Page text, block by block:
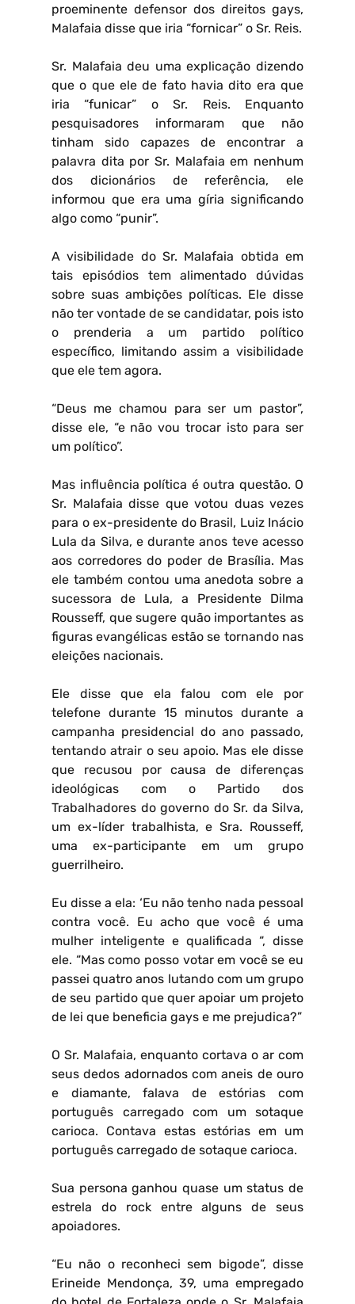
proeminente defensor dos direitos gays,
Malafaia disse que iria “fornicar” o Sr. Reis.
Sr. Malafaia deu uma explicação dizendo
que o que ele de fato havia dito era que
iria “funicar” o Sr. Reis. Enquanto
pesquisadores informaram que não
tinham sido capazes de encontrar a
palavra dita por Sr. Malafaia em nenhum
dos dicionários de referência, ele
informou que era uma gíria significando
algo como “punir”.
A visibilidade do Sr. Malafaia obtida em
tais episódios tem alimentado dúvidas
sobre suas ambições políticas. Ele disse
não ter vontade de se candidatar, pois isto
o prenderia a um partido político
específico, limitando assim a visibilidade
que ele tem agora.
“Deus me chamou para ser um pastor”,
disse ele, “e não vou trocar isto para ser
um político”.
Mas influência política é outra questão. O
Sr. Malafaia disse que votou duas vezes
para o ex-presidente do Brasil, Luiz Inácio
Lula da Silva, e durante anos teve acesso
aos corredores do poder de Brasília. Mas
ele também contou uma anedota sobre a
sucessora de Lula, a Presidente Dilma
Rousseff, que sugere quão importantes as
figuras evangélicas estão se tornando nas
eleições nacionais.
Ele disse que ela falou com ele por
telefone durante 15 minutos durante a
campanha presidencial do ano passado,
tentando atrair o seu apoio. Mas ele disse
que recusou por causa de diferenças
ideológicas com o Partido dos
Trabalhadores do governo do Sr. da Silva,
um ex-líder trabalhista, e Sra. Rousseff,
uma ex-participante em um grupo
guerrilheiro.
Eu disse a ela: ‘Eu não tenho nada pessoal
contra você. Eu acho que você é uma
mulher inteligente e qualificada “, disse
ele. “Mas como posso votar em você se eu
passei quatro anos lutando com um grupo
de seu partido que quer apoiar um projeto
de lei que beneficia gays e me prejudica?”
O Sr. Malafaia, enquanto cortava o ar com
seus dedos adornados com aneis de ouro
e diamante, falava de estórias com
português carregado com um sotaque
carioca. Contava estas estórias em um
português carregado de sotaque carioca.
Sua persona ganhou quase um status de
estrela do rock entre alguns de seus
apoiadores.
“Eu não o reconheci sem bigode”, disse
Erineide Mendonça, 39, uma empregado